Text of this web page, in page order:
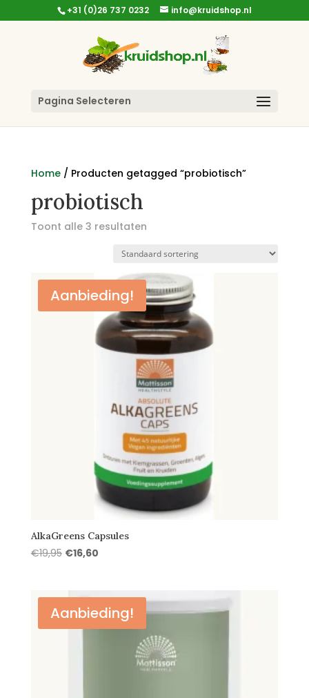
+31 (0)26 737 0232 info@kruidshop.nl
Pagina Selecteren
Home/ Producten getagged “probiotisch”
probiotisch
Toont alle 3 resultaten
Aanbieding!
AlkaGreens Capsules
€19,95 Oorspronkelijke
€19,95.
€16,60Huidige
€16,60.
Aanbieding!